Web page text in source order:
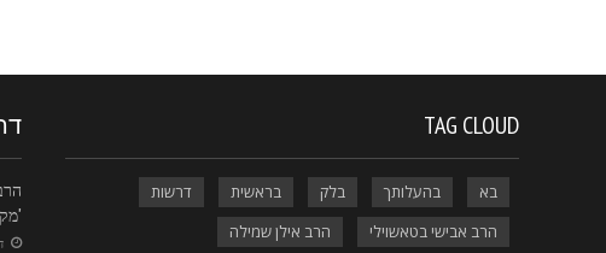
TAG CLOUD
בא בהעלותך בלק בראשית
דרשות
הרב אבישי בטאשוילי
הרב אילן שמילה